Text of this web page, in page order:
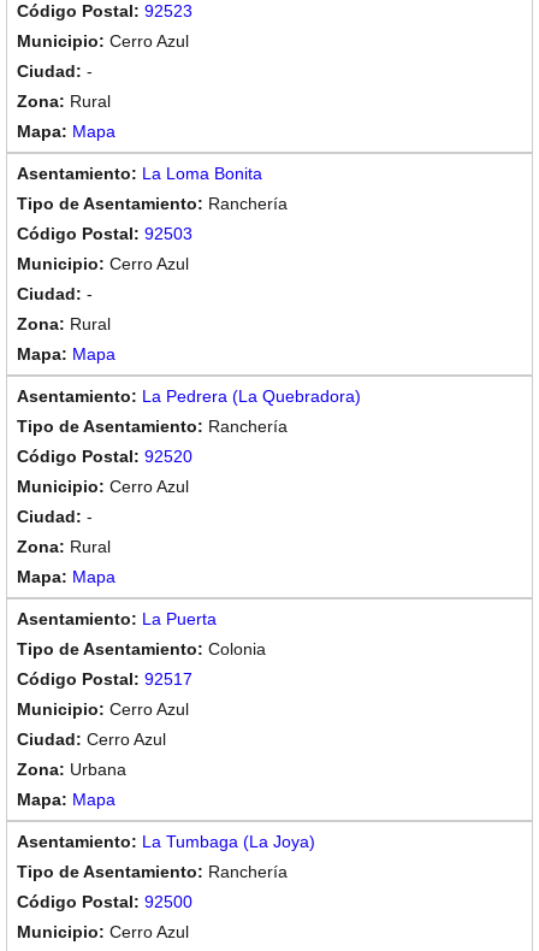
92523
Cerro Azul
-
Rural
Mapa
La Loma Bonita
Ranchería
92503
Cerro Azul
-
Rural
Mapa
La Pedrera (La Quebradora)
Ranchería
92520
Cerro Azul
-
Rural
Mapa
La Puerta
Colonia
92517
Cerro Azul
Cerro Azul
Urbana
Mapa
La Tumbaga (La Joya)
Ranchería
92500
Cerro Azul